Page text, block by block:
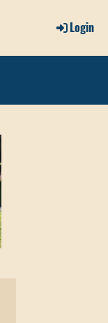
Login